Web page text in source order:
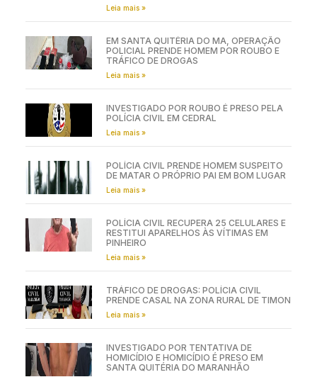
Leia mais »
EM SANTA QUITÉRIA DO MA, OPERAÇÃO
POLICIAL PRENDE HOMEM POR ROUBO E
TRÁFICO DE DROGAS
Leia mais »
INVESTIGADO POR ROUBO É PRESO PELA
POLÍCIA CIVIL EM CEDRAL
Leia mais »
POLÍCIA CIVIL PRENDE HOMEM SUSPEITO
DE MATAR O PRÓPRIO PAI EM BOM LUGAR
Leia mais »
POLÍCIA CIVIL RECUPERA 25 CELULARES E
RESTITUI APARELHOS ÀS VÍTIMAS EM
PINHEIRO
Leia mais »
TRÁFICO DE DROGAS: POLÍCIA CIVIL
PRENDE CASAL NA ZONA RURAL DE TIMON
Leia mais »
INVESTIGADO POR TENTATIVA DE
HOMICÍDIO E HOMICÍDIO É PRESO EM
SANTA QUITÉRIA DO MARANHÃO